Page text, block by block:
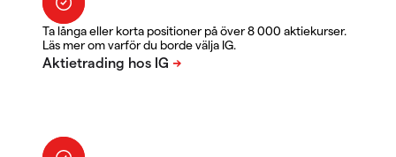
Ta långa eller korta positioner på över 8 000 aktiekurser.
Läs mer om varför du borde välja IG.